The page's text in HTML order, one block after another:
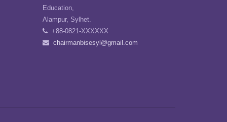
Education,
Alampur, Sylhet.
+88-0821-XXXXXX
chairmanbisesyl@gmail.com